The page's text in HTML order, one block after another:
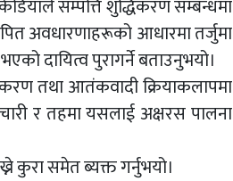
सम्पत्ति शुद्धिकरण सम्बन्धमा
अवधारणाहरूको आधारमा तर्जुमा
दायित्व पुरागर्ने बताउनुभयो।
तथा आतंकवादी क्रियाकलापमा
र तहमा यसलाई अक्षरस पालना
समेत ब्यक्त गर्नुभयो।